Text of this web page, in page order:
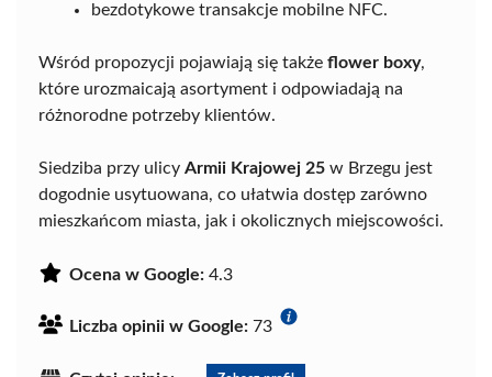
bezdotykowe transakcje mobilne NFC.
Wśród propozycji pojawiają się także flower boxy,
które urozmaicają asortyment i odpowiadają na
różnorodne potrzeby klientów.
Siedziba przy ulicy Armii Krajowej 25 w Brzegu jest
dogodnie usytuowana, co ułatwia dostęp zarówno
mieszkańcom miasta, jak i okolicznych miejscowości.
Ocena w Google: 4.3
Liczba opinii w Google: 73